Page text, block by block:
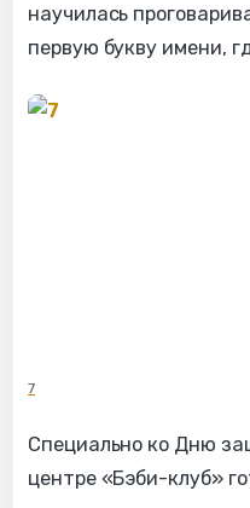
научилась
первую букву имени,
7
Специально ко Дню
центре «Бэби-клуб»